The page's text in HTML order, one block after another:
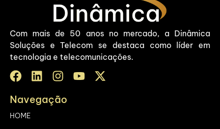
Com mais de 50 anos no mercado, a Dinâmica
Soluções e Telecom se destaca como líder em
tecnologia e telecomunicações.
Navegação
HOME